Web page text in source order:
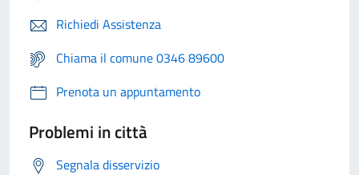
Richiedi Assistenza
Chiama il comune 0346 89600
Prenota un appuntamento
Problemi in città
Segnala disservizio